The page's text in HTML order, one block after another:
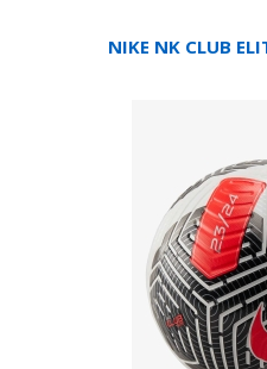
NIKE NK CLUB